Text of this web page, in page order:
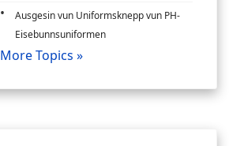
Ausgesin vun Uniformsknepp vun PH-
Eisebunnsuniformen
More Topics »